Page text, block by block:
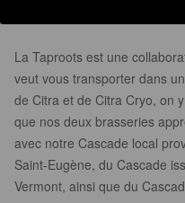
La Taproots est une
veut vous transporter dans
de Citra et de Citra Cryo, on
que nos deux brasseries
avec notre Cascade local
Saint-Eugène, du Cascade
Vermont, ainsi que du